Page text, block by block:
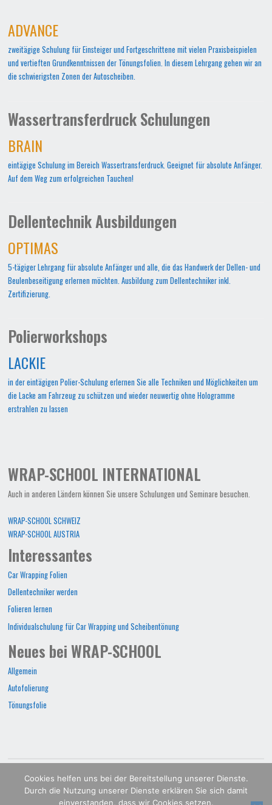
ADVANCE
zweitägige Schulung für Einsteiger und Fortgeschrittene mit vielen Praxisbeispielen
und vertieften Grundkenntnissen der Tönungsfolien. In diesem Lehrgang gehen wir an
die schwierigsten Zonen der Autoscheiben.
Wassertransferdruck Schulungen
BRAIN
eintägige Schulung im Bereich Wassertransferdruck. Geeignet für absolute Anfänger.
Auf dem Weg zum erfolgreichen Tauchen!
Dellentechnik Ausbildungen
OPTIMAS
5-tägiger Lehrgang für absolute Anfänger und alle, die das Handwerk der Dellen- und
Beulenbeseitigung erlernen möchten. Ausbildung zum Dellentechniker inkl.
Zertifizierung.
Polierworkshops
LACKIE
in der eintägigen Polier-Schulung erlernen Sie alle Techniken und Möglichkeiten um
die Lacke am Fahrzeug zu schützen und wieder neuwertig ohne Hologramme
erstrahlen zu lassen
WRAP-SCHOOL INTERNATIONAL
Auch in anderen Ländern können Sie unsere Schulungen und Seminare besuchen.
WRAP-SCHOOL SCHWEIZ
WRAP-SCHOOL AUSTRIA
Interessantes
Car Wrapping Folien
Dellentechniker werden
Folieren lernen
Individualschulung für Car Wrapping und Scheibentönung
Neues bei WRAP-SCHOOL
Allgemein
Autofolierung
Tönungsfolie
POWERED BY SEPTERA & WORDPRESS.
Cookies helfen uns bei der Bereitstellung unserer Dienste.
Durch die Nutzung unserer Dienste erklären Sie sich damit
einverstanden, dass wir Cookies setzen.